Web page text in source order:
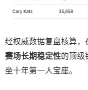
经权威数据复盘核算，
赛场长期稳定性的顶级
坐十年第一人宝座。